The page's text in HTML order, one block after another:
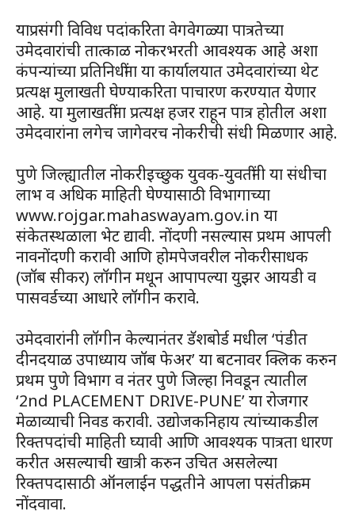
याप्रसंगी विविध पदांकरिता वेगवेगळ्या पात्रतेच्या
उमेदवारांची तात्काळ नोकरभरती आवश्यक आहे अशा
कंपन्यांच्या प्रतिनिधींना या कार्यालयात उमेदवारांच्या थेट
प्रत्यक्ष मुलाखती घेण्याकरिता पाचारण करण्यात येणार
आहे. या मुलाखतींना प्रत्यक्ष हजर राहून पात्र होतील अशा
उमेदवारांना लगेच जागेवरच नोकरीची संधी मिळणार आहे.
पुणे जिल्ह्यातील नोकरीइच्छुक युवक-युवतींनी या संधीचा
लाभ व अधिक माहिती घेण्यासाठी विभागाच्या
www.rojgar.mahaswayam.gov.in या
संकेतस्थळाला भेट द्यावी. नोंदणी नसल्यास प्रथम आपली
नावनोंदणी करावी आणि होमपेजवरील नोकरीसाधक
(जॉब सीकर) लॉगीन मधून आपापल्या युझर आयडी व
पासवर्डच्या आधारे लॉगीन करावे.
उमेदवारांनी लॉगीन केल्यानंतर डॅशबोर्ड मधील ‘पंडीत
दीनदयाळ उपाध्याय जॉब फेअर’ या बटनावर क्लिक करुन
प्रथम पुणे विभाग व नंतर पुणे जिल्हा निवडून त्यातील
‘2nd PLACEMENT DRIVE-PUNE’ या रोजगार
मेळाव्याची निवड करावी. उद्योजकनिहाय त्यांच्याकडील
रिक्तपदांची माहिती घ्यावी आणि आवश्यक पात्रता धारण
करीत असल्याची खात्री करुन उचित असलेल्या
रिक्तपदासाठी ऑनलाईन पद्धतीने आपला पसंतीक्रम
नोंदवावा.